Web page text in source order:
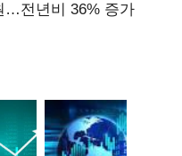
…전년비 36% 증가